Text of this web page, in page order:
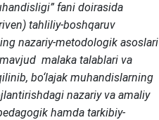
fani doirasida
tahliliy-boshqaruv
nazariy-metodologik asoslari
malaka talablari va
bo‘lajak muhandislarning
nazariy va amaliy
hamda tarkibiy-